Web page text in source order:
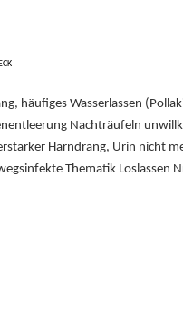
häufiges Wasserlassen
Nachträufeln
Harndrang, Urin nicht
Thematik Loslassen